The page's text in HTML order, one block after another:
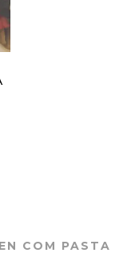
COM PASTA